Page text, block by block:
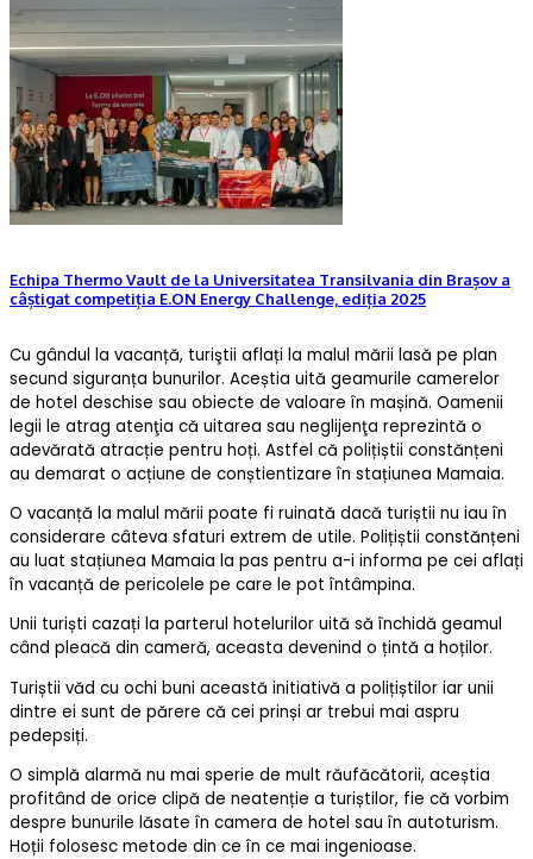
Echipa Thermo Vault de la Universitatea Transilvania din Brașov a
câștigat competiția E.ON Energy Challenge, ediția 2025
Cu gândul la vacanță, turiştii aflați la malul mării lasă pe plan
secund siguranța bunurilor. Aceștia uită geamurile camerelor
de hotel deschise sau obiecte de valoare în mașină. Oamenii
legii le atrag atenţia că uitarea sau neglijenţa reprezintă o
adevărată atracție pentru hoți. Astfel că polițiștii constănțeni
au demarat o acțiune de conștientizare în stațiunea Mamaia.
O vacanță la malul mării poate fi ruinată dacă turiștii nu iau în
considerare câteva sfaturi extrem de utile. Polițiștii constănțeni
au luat stațiunea Mamaia la pas pentru a-i informa pe cei aflați
în vacanță de pericolele pe care le pot întâmpina.
Unii turiști cazați la parterul hotelurilor uită să închidă geamul
când pleacă din cameră, aceasta devenind o țintă a hoților.
Turiștii văd cu ochi buni această initiativă a polițiștilor iar unii
dintre ei sunt de părere că cei prinși ar trebui mai aspru
pedepsiți.
O simplă alarmă nu mai sperie de mult răufăcătorii, aceștia
profitând de orice clipă de neatenție a turiștilor, fie că vorbim
despre bunurile lăsate în camera de hotel sau în autoturism.
Hoții folosesc metode din ce în ce mai ingenioase.